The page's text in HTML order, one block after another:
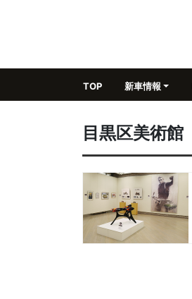
TOP 新車情報
目黒区美術館